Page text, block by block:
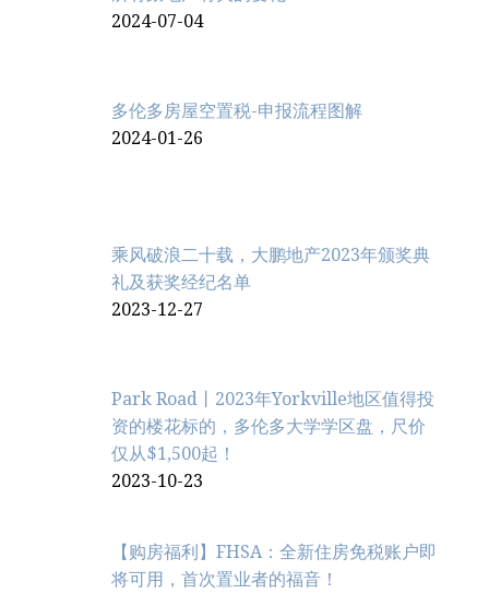
2024-07-04
多伦多房屋空置税-申报流程图解
2024-01-26
乘风破浪二十载，大鹏地产2023年颁奖典
礼及获奖经纪名单
2023-12-27
Park Road丨2023年Yorkville地区值得投
资的楼花标的，多伦多大学学区盘，尺价
仅从$1,500起！
2023-10-23
【购房福利】FHSA：全新住房免税账户即
将可用，首次置业者的福音！